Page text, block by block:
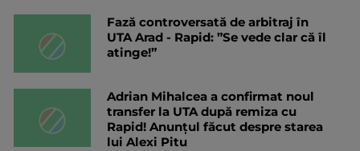
Fază controversată de arbitraj în
UTA Arad - Rapid: ”Se vede clar că îl
atinge!”
Adrian Mihalcea a confirmat noul
transfer la UTA după remiza cu
Rapid! Anunțul făcut despre starea
lui Alexi Pitu